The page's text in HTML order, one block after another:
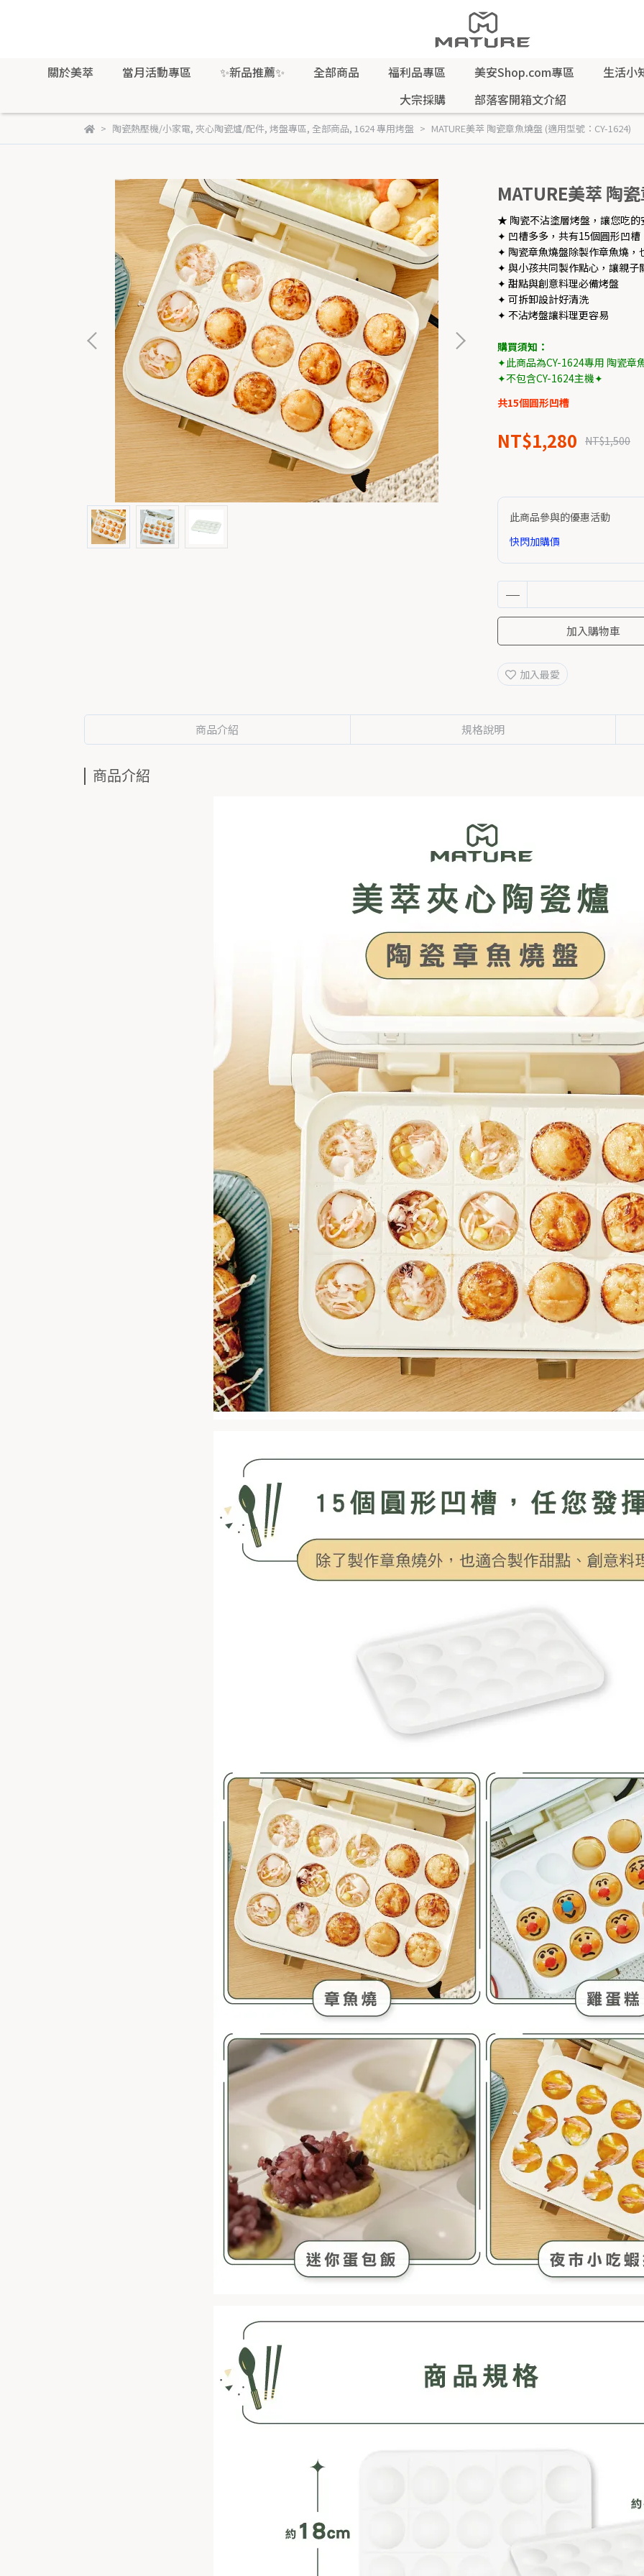
關於美萃 當月活動專區 ✨新品推薦✨ 全部商品 福利品專區 美安Shop.com專區
生活小
大宗採購
部落客開箱文介紹
陶瓷熱壓機/小家電, 夾心陶瓷爐/配件, 烤盤專區, 全部商品, 1624 專用烤盤 MATURE美萃 陶瓷章魚燒盤 (適用型號：CY-1624)
MATURE美萃 陶
★ 陶瓷不沾塗層烤盤，讓您吃的
✦ 凹槽多多，共有15個圓形凹
✦ 陶瓷章魚燒盤除製作章魚燒，
✦ 與小孩共同製作點心，讓親子
✦ 甜點與創意料理必備烤盤
✦ 可拆卸設計好清洗
✦ 不沾烤盤讓料理更容易
購買須知：
✦此商品為CY-1624專用 陶瓷章
✦不包含CY-1624主機✦
共15個圓形凹槽
NT$1,280 NT$1,500
此商品參與的優惠活動
快閃加購價
加入購物車
加入最愛
商品介紹 規格說明
商品介紹